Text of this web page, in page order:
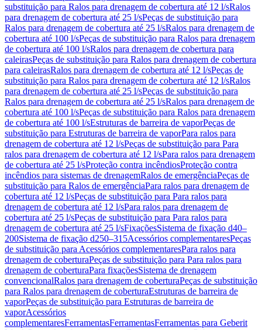
substituição para Ralos para drenagem de cobertura até 12 l/sRalos
para drenagem de cobertura até 25 l/sPeças de substituição para
Ralos para drenagem de cobertura até 25 l/sRalos para drenagem de
cobertura até 100 l/sPeças de substituição para Ralos para drenagem
de cobertura até 100 l/sRalos para drenagem de cobertura para
caleirasPeças de substituição para Ralos para drenagem de cobertura
para caleirasRalos para drenagem de cobertura até 12 l/sPeças de
substituição para Ralos para drenagem de cobertura até 12 l/sRalos
para drenagem de cobertura até 25 l/sPeças de substituição para
Ralos para drenagem de cobertura até 25 l/sRalos para drenagem de
cobertura até 100 l/sPeças de substituição para Ralos para drenagem
de cobertura até 100 l/sEstruturas de barreira de vaporPeças de
substituição para Estruturas de barreira de vaporPara ralos para
drenagem de cobertura até 12 l/sPeças de substituição para Para
ralos para drenagem de cobertura até 12 l/sPara ralos para drenagem
de cobertura até 25 l/sProteção contra incêndiosProteção contra
incêndios para sistemas de drenagemRalos de emergênciaPeças de
substituição para Ralos de emergênciaPara ralos para drenagem de
cobertura até 12 l/sPeças de substituição para Para ralos para
drenagem de cobertura até 12 l/sPara ralos para drenagem de
cobertura até 25 l/sPeças de substituição para Para ralos para
drenagem de cobertura até 25 l/sFixaçõesSistema de fixação d40–
200Sistema de fixação d250–315Acessórios complementaresPeças
de substituição para Acessórios complementaresPara ralos para
drenagem de coberturaPeças de substituição para Para ralos para
drenagem de coberturaPara fixaçõesSistema de drenagem
convencionalRalos para drenagem de coberturaPeças de substituição
para Ralos para drenagem de coberturaEstruturas de barreira de
vaporPeças de substituição para Estruturas de barreira de
vaporAcessórios
complementaresFerramentasFerramentasFerramentas para Geberit